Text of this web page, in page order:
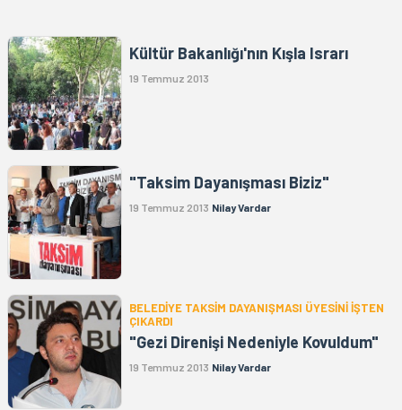
Kültür Bakanlığı'nın Kışla Israrı
19 Temmuz 2013
"Taksim Dayanışması Biziz"
19 Temmuz 2013 Nilay Vardar
BELEDİYE TAKSİM DAYANIŞMASI ÜYESİNİ İŞTEN
ÇIKARDI
"Gezi Direnişi Nedeniyle Kovuldum"
19 Temmuz 2013 Nilay Vardar